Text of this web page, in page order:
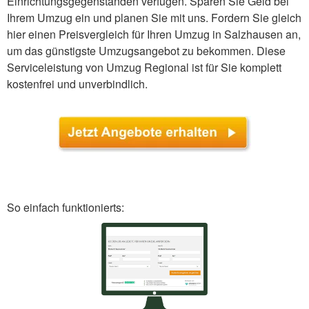
Ihrem Umzug ein und planen Sie mit uns. Fordern Sie gleich
hier einen Preisvergleich für Ihren Umzug in Salzhausen an,
um das günstigste Umzugsangebot zu bekommen. Diese
Serviceleistung von Umzug Regional ist für Sie komplett
kostenfrei und unverbindlich.
So einfach funktionierts: